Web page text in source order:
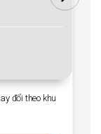
đổi theo khu